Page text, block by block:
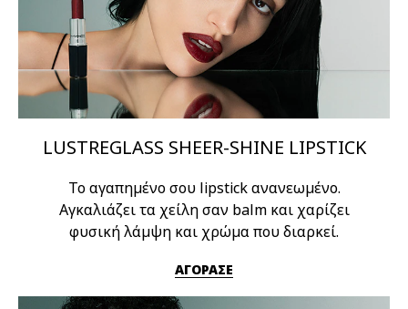
LUSTREGLASS SHEER-SHINE LIPSTICK
Το αγαπημένο σου lipstick ανανεωμένο.
Αγκαλιάζει τα χείλη σαν balm και χαρίζει
φυσική λάμψη και χρώμα που διαρκεί.
ΑΓΟΡΑΣΕ